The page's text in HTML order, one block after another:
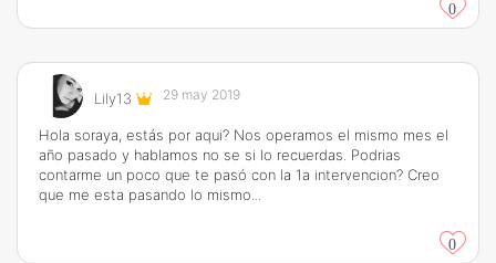
0
Lily13 29 may 2019
Hola soraya, estás por aqui? Nos operamos el mismo mes el
año pasado y hablamos no se si lo recuerdas. Podrias
contarme un poco que te pasó con la 1a intervencion? Creo
que me esta pasando lo mismo...
0